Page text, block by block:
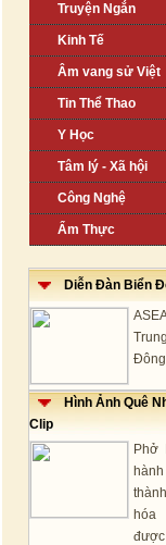
Truyện Ngắn
Kinh Tế
Âm vang sử Việt
Tin Thể Thao
Y Học
Tâm lý - Xã hội
Công Nghệ
Ẩm Thực
Diễn Đàn Biển
Hình Ảnh Quê
Clip
Phở
được